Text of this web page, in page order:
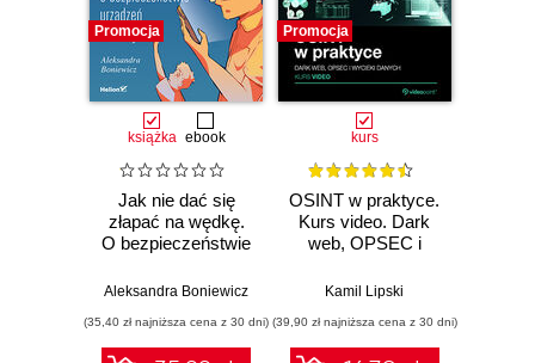
Promocja
książka ebook
Jak nie dać się
złapać na wędkę.
O bezpieczeństwie
mobilnych
Aleksandra Boniewicz
(35,40 zł najniższa cena z 30 dni)
Promocja
kurs
OSINT w praktyce.
Kurs video. Dark
web, OPSEC i
Kamil Lipski
(39,90 zł najniższa cena z 30 dni)